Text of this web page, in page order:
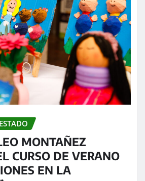
MONTAÑEZ
CURSO DE VERANO
EN LA